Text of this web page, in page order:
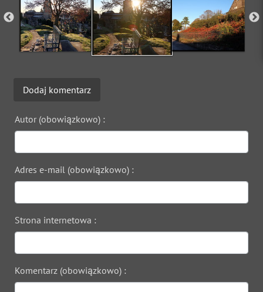
Dodaj komentarz
Autor (obowiązkowo) :
Adres e-mail (obowiązkowo) :
Strona internetowa :
Komentarz (obowiązkowo) :